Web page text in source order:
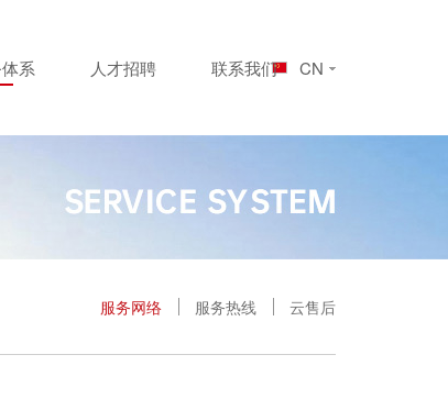
CN
系 人才招聘 联系我们
服务网络 服务热线 云售后